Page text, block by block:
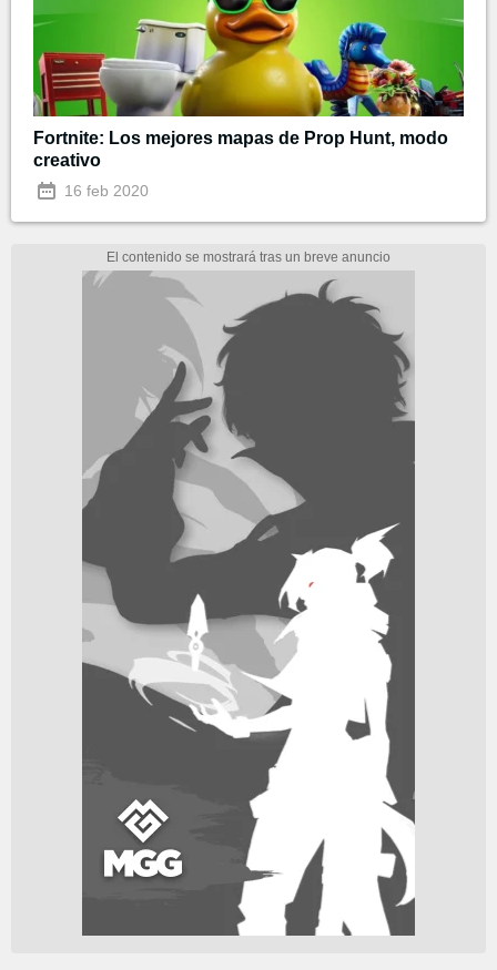
Fortnite: Los mejores mapas de Prop Hunt, modo
creativo
16 feb 2020